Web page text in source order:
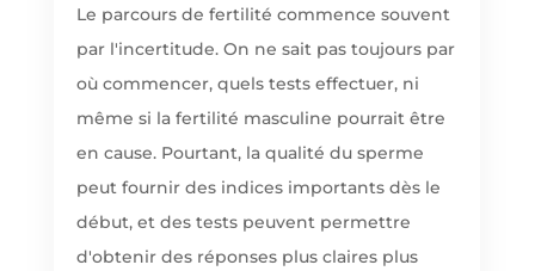
Le parcours de fertilité commence souvent
par l'incertitude. On ne sait pas toujours par
où commencer, quels tests effectuer, ni
même si la fertilité masculine pourrait être
en cause. Pourtant, la qualité du sperme
peut fournir des indices importants dès le
début, et des tests peuvent permettre
d'obtenir des réponses plus claires plus